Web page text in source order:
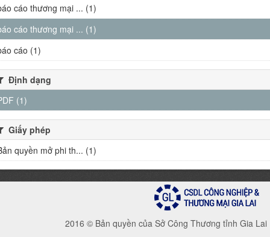
cáo thương mại ... (1)
cáo thương mại ... (1)
cáo (1)
Định dạng
(1)
Giấy phép
quyền mở phi th... (1)
2016 © Bản quyền của Sở Công Thương tỉnh Gia Lai